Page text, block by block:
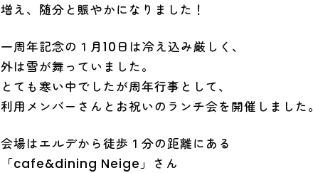
増え、随分と賑やかになりました！
一周年記念の１月10日は冷え込み厳しく、
外は雪が舞っていました。
とても寒い中でしたが周年行事として、
利用メンバーさんとお祝いのランチ会を開催しました。
会場はエルデから徒歩１分の距離にある
「cafe&dining Neige」さん